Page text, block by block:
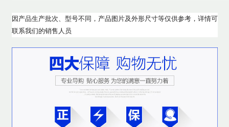
因产品生产批次、型号不同，产品图片及外形尺寸等仅供参考，详情可
联系我们的销售人员